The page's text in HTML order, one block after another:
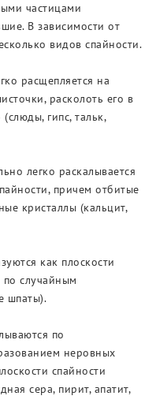
частицами
В зависимости от
видов спайности.
расщепляется на
расколоть его в
гипс, тальк,
легко раскалывается
причем отбитые
кристаллы (кальцит,
как плоскости
случайным
шпаты).
по
неровных
спайности
сера, пирит, апатит,